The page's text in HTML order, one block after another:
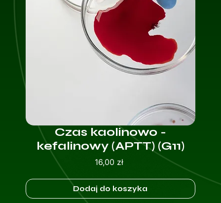
Czas kaolinowo -
kefalinowy (APTT) (G11)
16,00 złCena
Dodaj do koszyka